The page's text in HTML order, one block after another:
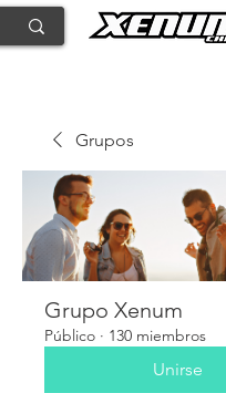
Grupos
Grupo Xenum
Público · 130 miembros
Unirse